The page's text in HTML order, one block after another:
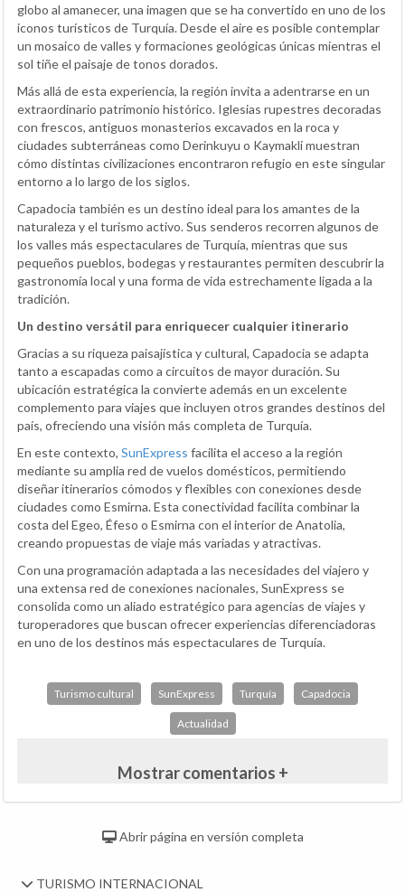
globo al amanecer, una imagen que se ha convertido en uno de los
iconos turísticos de Turquía. Desde el aire es posible contemplar
un mosaico de valles y formaciones geológicas únicas mientras el
sol tiñe el paisaje de tonos dorados.
Más allá de esta experiencia, la región invita a adentrarse en un
extraordinario patrimonio histórico. Iglesias rupestres decoradas
con frescos, antiguos monasterios excavados en la roca y
ciudades subterráneas como Derinkuyu o Kaymakli muestran
cómo distintas civilizaciones encontraron refugio en este singular
entorno a lo largo de los siglos.
Capadocia también es un destino ideal para los amantes de la
naturaleza y el turismo activo. Sus senderos recorren algunos de
los valles más espectaculares de Turquía, mientras que sus
pequeños pueblos, bodegas y restaurantes permiten descubrir la
gastronomía local y una forma de vida estrechamente ligada a la
tradición.
Un destino versátil para enriquecer cualquier itinerario
Gracias a su riqueza paisajística y cultural, Capadocia se adapta
tanto a escapadas como a circuitos de mayor duración. Su
ubicación estratégica la convierte además en un excelente
complemento para viajes que incluyen otros grandes destinos del
país, ofreciendo una visión más completa de Turquía.
En este contexto, SunExpress facilita el acceso a la región
mediante su amplia red de vuelos domésticos, permitiendo
diseñar itinerarios cómodos y flexibles con conexiones desde
ciudades como Esmirna. Esta conectividad facilita combinar la
costa del Egeo, Éfeso o Esmirna con el interior de Anatolia,
creando propuestas de viaje más variadas y atractivas.
Con una programación adaptada a las necesidades del viajero y
una extensa red de conexiones nacionales, SunExpress se
consolida como un aliado estratégico para agencias de viajes y
turoperadores que buscan ofrecer experiencias diferenciadoras
en uno de los destinos más espectaculares de Turquía.
Turismo cultural SunExpress Turquía Capadocia
Actualidad
Mostrar comentarios +
Abrir página en versión completa
TURISMO INTERNACIONAL